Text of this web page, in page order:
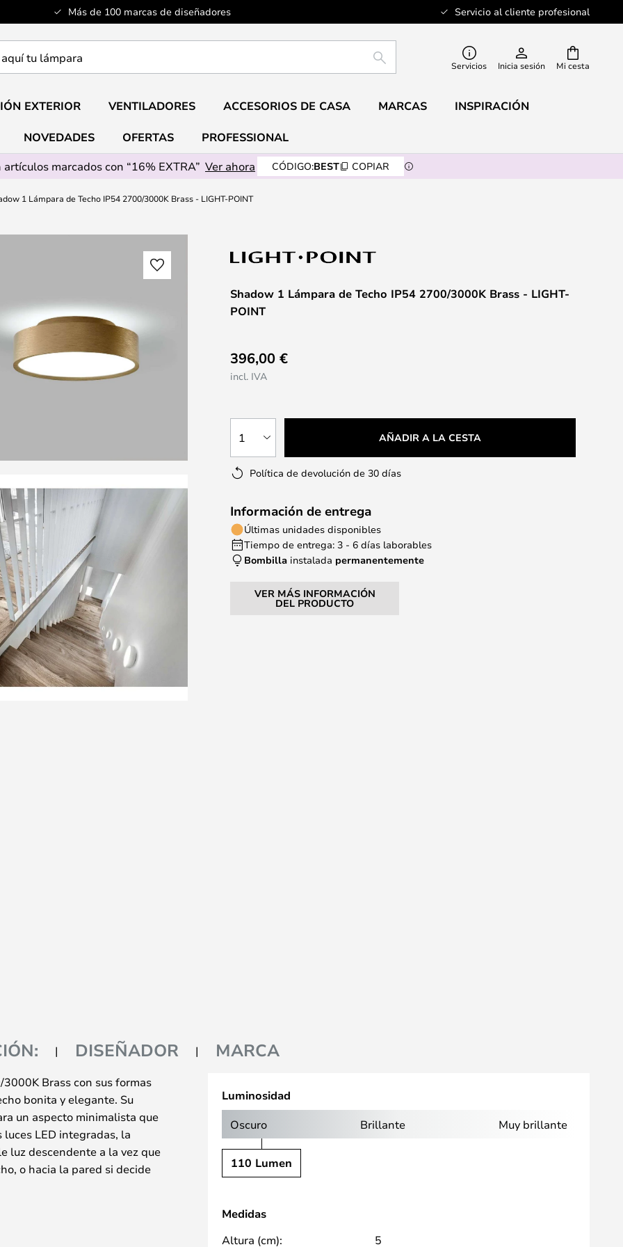
Más de 100 marcas de diseñadores Servicio al cliente profesional
Mi cesta
BUSCAR Servicios Inicia sesión
EXTERIOR VENTILADORES ACCESORIOS DE CASA MARCAS INSPIRACIÓN
NOVEDADES OFERTAS
PROFESSIONAL
artículos marcados con “16% EXTRA” Ver ahora CÓDIGO:BEST COPIAR
1 Lámpara de Techo IP54 2700/3000K Brass - LIGHT-POINT
Shadow 1 Lámpara de Techo IP54 2700/3000K Brass - LIGHT-
POINT
396,00 €
incl. IVA
1 AÑADIR A LA CESTA
Política de devolución de 30 días
Información de entrega
Últimas unidades disponibles
Tiempo de entrega: 3 - 6 días laborables
Bombilla instalada permanentemente
VER MÁS INFORMACIÓN
DEL PRODUCTO
DISEÑADOR MARCA
Brass con sus formas
bonita y elegante. Su
un aspecto minimalista que
luces LED integradas, la
luz descendente a la vez que
o hacia la pared si decide
para su uso en exteriores.
Luminosidad
Oscuro Brillante Muy brillante
110 Lumen
Medidas
Altura (cm):
5